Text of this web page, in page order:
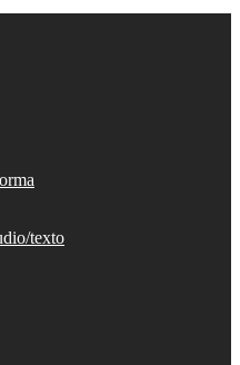
texto